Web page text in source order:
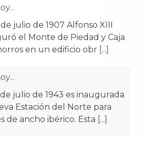
julio de 1907 Alfonso XIII
el Monte de Piedad y Caja
en un edificio obr [...]
julio de 1943 es inaugurada
Estación del Norte para
de ancho ibérico. Esta [...]